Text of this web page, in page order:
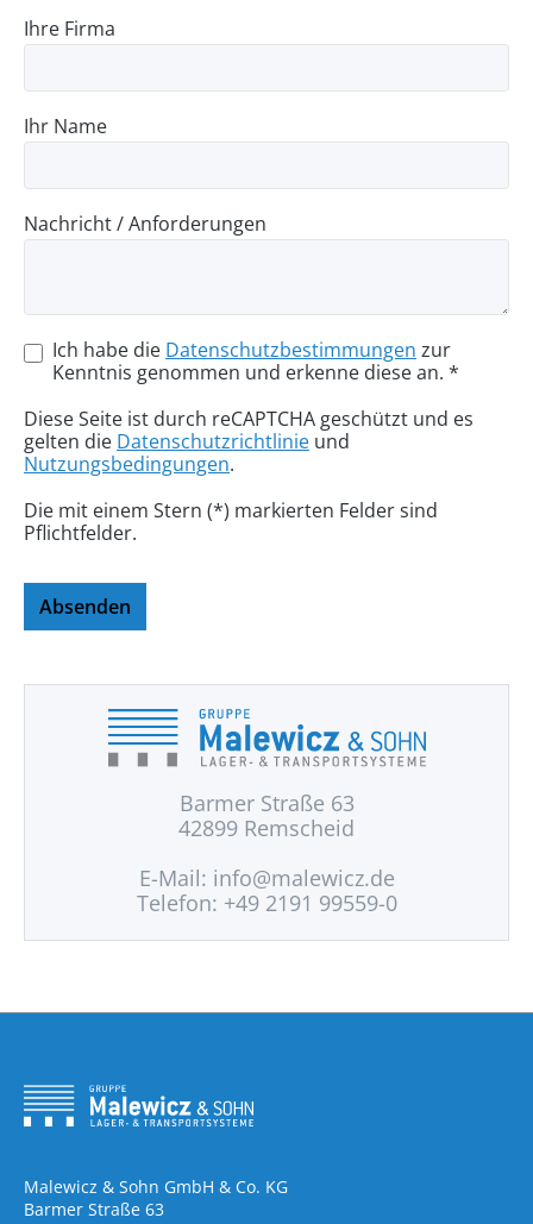
Ihre Firma
Ihr Name
Nachricht / Anforderungen
Ich habe die Datenschutzbestimmungen zur
Kenntnis genommen und erkenne diese an. *
Diese Seite ist durch reCAPTCHA geschützt und es
gelten die Datenschutzrichtlinie und
Nutzungsbedingungen.
Die mit einem Stern (*) markierten Felder sind
Pflichtfelder.
Absenden
Barmer Straße 63
42899 Remscheid
E-Mail: info@malewicz.de
Telefon: +49 2191 99559-0
Malewicz & Sohn GmbH & Co. KG
Barmer Straße 63